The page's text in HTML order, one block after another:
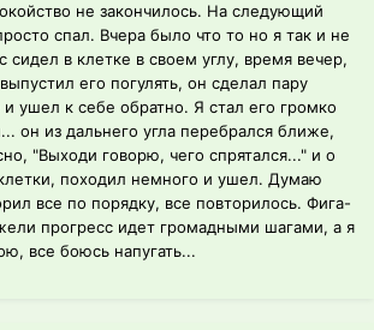
не закончилось. На следующий
спал. Вчера было что то но я так и не
сидел в клетке в своем углу, время вечер,
его погулять, он сделал пару
и ушел к себе обратно. Я стал его громко
он из дальнего угла перебрался ближе,
"Выходи говорю, чего спрятался..." и о
походил немного и ушел. Думаю
все по порядку, все повторилось. Фига-
прогресс идет громадными шагами, а я
все боюсь напугать...